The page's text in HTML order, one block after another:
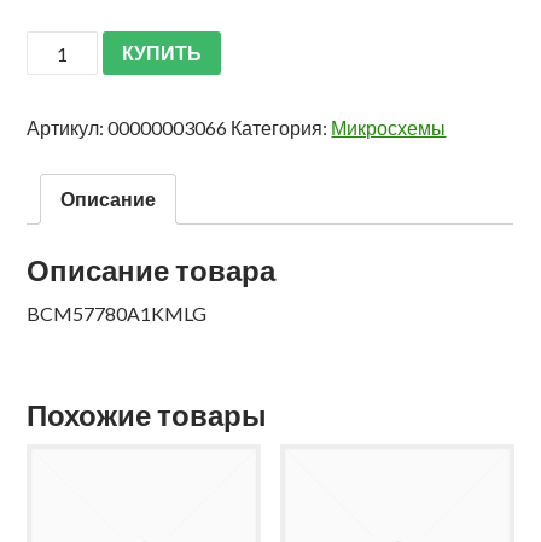
КУПИТЬ
Артикул:00000003066 Категория: Микросхемы
Описание
Описание товара
BCM57780A1KMLG
Похожие товары